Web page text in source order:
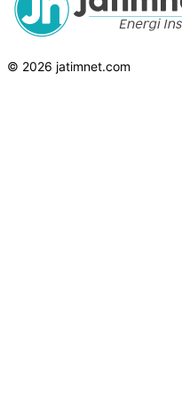
© 2026 jatimnet.com